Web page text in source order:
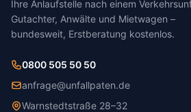
Ihre Anlaufstelle nach einem
Gutachter, Anwälte und Mietwagen –
bundesweit, Erstberatung kostenlos.
0800 505 50 50
anfrage@unfallpaten.de
Warnstedtstraße 28–32